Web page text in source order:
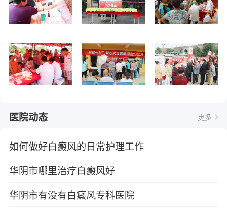
医院动态 更多
如何做好白癜风的日常护理工作
华阴市哪里治疗白癜风好
华阴市有没有白癜风专科医院